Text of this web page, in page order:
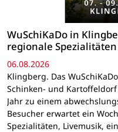
WuSchiKaDo in
regionale
06.08.2026
Klingberg. Das
Schinken- und
Jahr zu einem
Besucher erwartet ein
Spezialitäten, Livemusik,